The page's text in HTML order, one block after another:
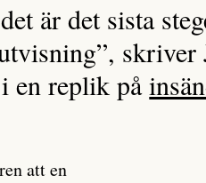
är det sista
skriver
i en replik på
att en